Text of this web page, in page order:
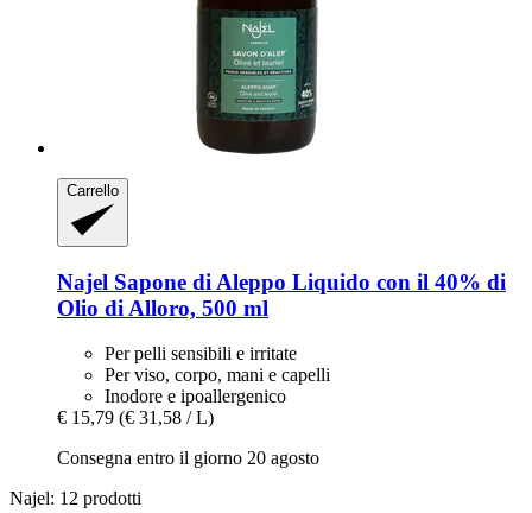
Carrello
Najel Sapone di Aleppo Liquido con il 40% di
Olio di Alloro, 500 ml
Per pelli sensibili e irritate
Per viso, corpo, mani e capelli
Inodore e ipoallergenico
€ 15,79 (€ 31,58 / L)
Consegna entro il giorno 20 agosto
Najel: 12 prodotti